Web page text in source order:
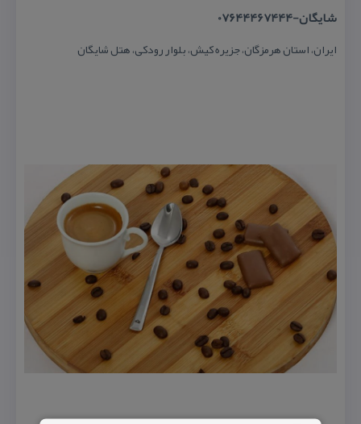
شایگان-07644467444
ایران، استان هرمزگان، جزیره كیش، بلوار رودكی، هتل شایگان